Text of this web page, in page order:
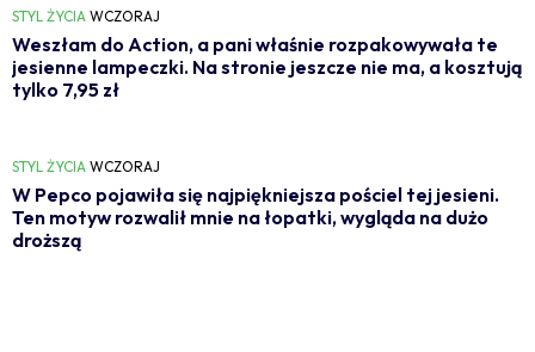
STYL ŻYCIA WCZORAJ
Weszłam do Action, a pani właśnie rozpakowywała te
jesienne lampeczki. Na stronie jeszcze nie ma, a kosztują
tylko 7,95 zł
STYL ŻYCIA WCZORAJ
W Pepco pojawiła się najpiękniejsza pościel tej jesieni.
Ten motyw rozwalił mnie na łopatki, wygląda na dużo
droższą